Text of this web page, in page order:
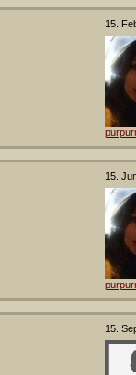
15.
15.
15.